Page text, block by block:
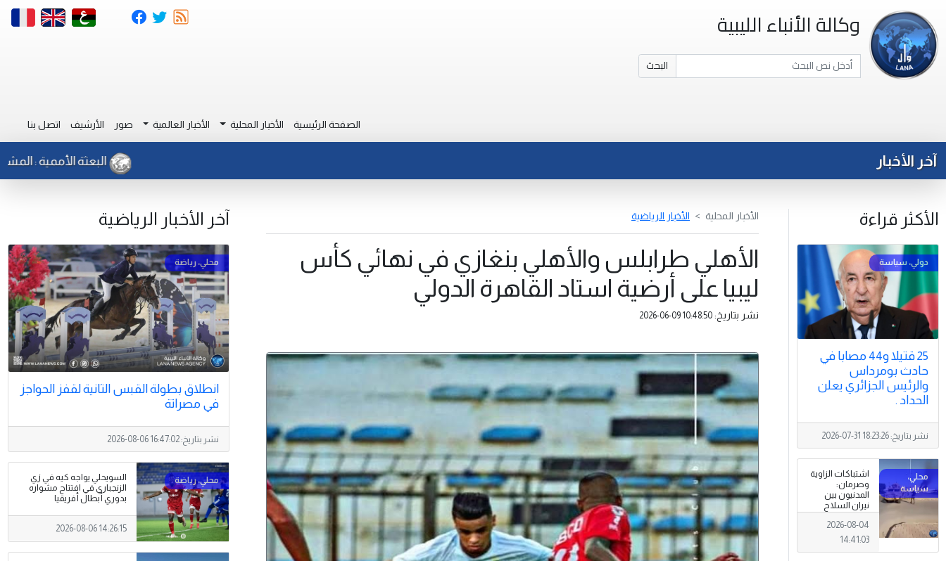
وكالة الأنباء الليبية
البحث
الصفحة الرئيسية الأخبار المحلية الأخبار العالمية صور الأرشيف اتصل بنا
آخر الأخبار البعثة الأممية : المشاركون
الأكثر قراءة
25 قتيلا و44 مصابا في
حادث بومرداس
والرئيس الجزائري يعلن
الحداد .
نشر بتاريخ:2026-07-31 18:23:26
اشتباكات الزاوية
وصرمان:
المدنيون بين
نيران السلاح
المنتشر خارج
سلطة القانون
2026-08-04
14:41:03
الأخبار المحلية الأخبار الرياضية
الأهلي طرابلس والأهلي بنغازي في نهائي كأس
ليبيا على أرضية استاد القاهرة الدولي
نشر بتاريخ: 2026-06-09 10:48:50
آخر الأخبار الرياضية
انطلاق بطولة القبس الثانية لقفز الحواجز
في مصراتة
نشر بتاريخ:2026-08-06 16:47:02
السويحلي يواجه كيه في زي
الزنجباري في افتتاح مشواره
بدوري أبطال أفريقيا
2026-08-06 14:26:15